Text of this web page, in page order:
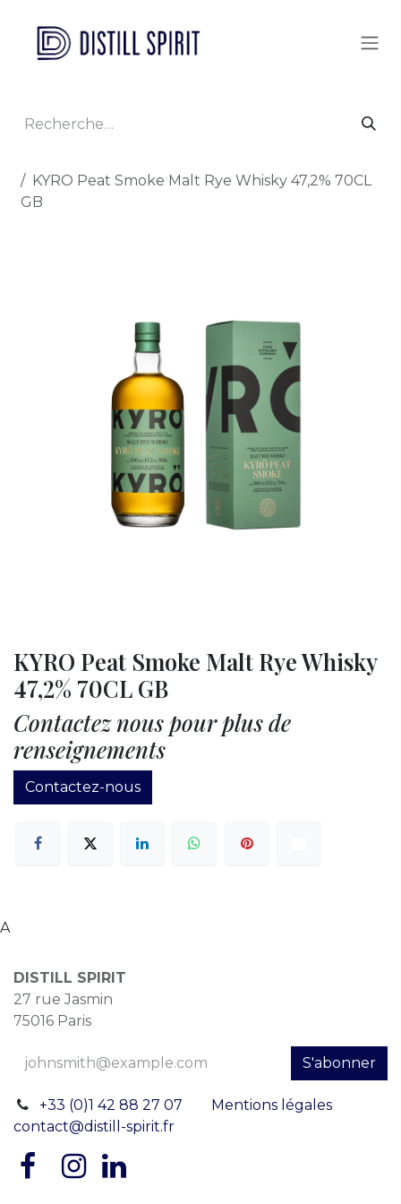
KYRO Peat Smoke Malt Rye Whisky 47,2% 70CL
GB
KYRO Peat Smoke Malt Rye Whisky
47,2% 70CL GB
Contactez nous pour plus de
renseignements
Contactez-nous
A
DISTILL SPIRIT
27 rue Jasmin
75016 Paris
S'abonner
+33 (0)1 42 88 27 07
Mentions légales
contact@distill-spirit.fr